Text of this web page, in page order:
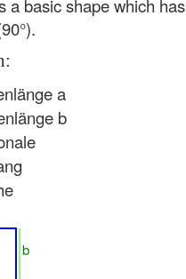
a basic shape which
a
b
b